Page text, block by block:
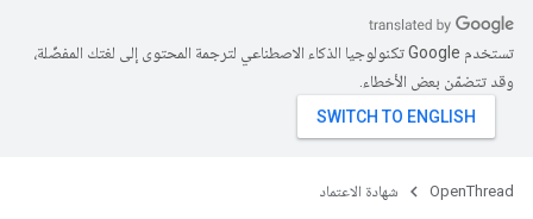
تستخدم Google تكنولوجيا الذكاء الاصطناعي لترجمة المحتوى إلى لغتك المفضّلة،
وقد تتضمّن بعض الأخطاء.
OpenThread شهادة الاعتماد